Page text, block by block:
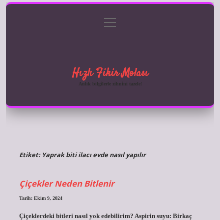
Gizlilik Politikası
menüyü
aç
Hızlı Fikir Molası
Anlık bilgilerle zihnini tazele!
Etiket: Yaprak biti ilacı evde nasıl yapılır
Çiçekler Neden Bitlenir
Tarih: Ekim 9, 2024
Çiçeklerdeki bitleri nasıl yok edebilirim? Aspirin suyu: Birkaç